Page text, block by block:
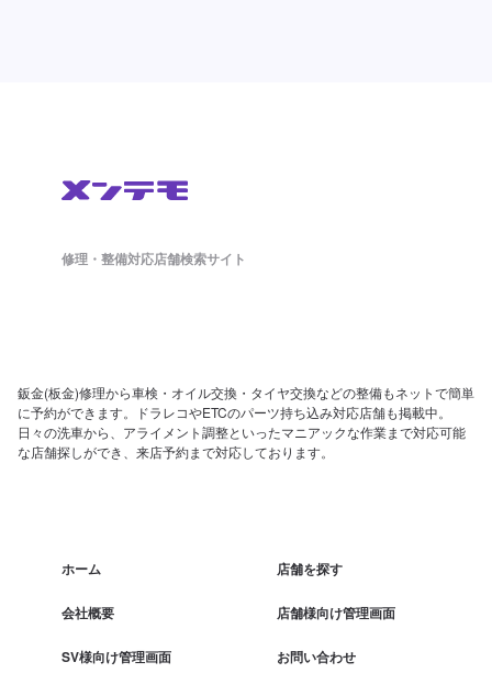
修理・整備対応店舗検索サイト
鈑金(板金)修理から車検・オイル交換・タイヤ交換などの整備もネットで簡単
に予約ができます。ドラレコやETCのパーツ持ち込み対応店舗も掲載中。
日々の洗車から、アライメント調整といったマニアックな作業まで対応可能
な店舗探しができ、来店予約まで対応しております。
ホーム 店舗を探す
会社概要 店舗様向け管理画面
SV様向け管理画面 お問い合わせ